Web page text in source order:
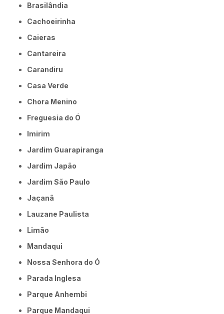
Brasilândia
Cachoeirinha
Caieras
Cantareira
Carandiru
Casa Verde
Chora Menino
Freguesia do Ó
Imirim
Jardim Guarapiranga
Jardim Japão
Jardim São Paulo
Jaçanã
Lauzane Paulista
Limão
Mandaqui
Nossa Senhora do Ó
Parada Inglesa
Parque Anhembi
Parque Mandaqui